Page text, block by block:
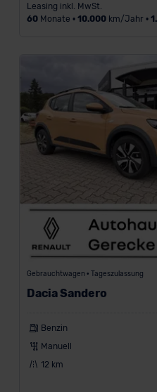
a
u
i
i
n
M
e
L
a
Leasing inkl. MwSt.
60Monate • 10.000km/Jahr •
Gebrauchtwagen • Tageszulassung
Dacia Sandero
Benzin
Manuell
12 km